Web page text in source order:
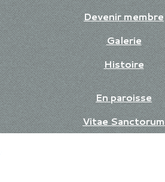
Devenir membre
Galerie
Histoire
En paroisse
Vitae Sanctorum